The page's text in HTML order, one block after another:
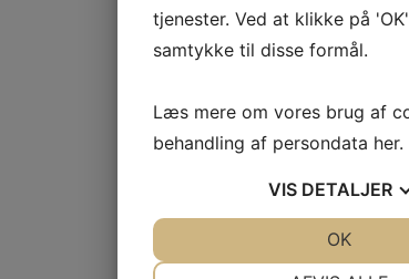
tjenester. Ved at klikke på
samtykke til disse formål.
Læs mere om vores brug af
behandling af persondata her.
VIS DETALJER
OK